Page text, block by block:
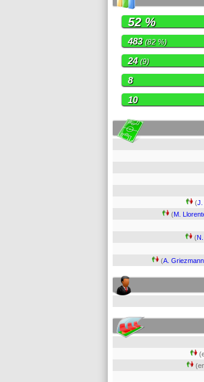
52 %
483(82 %)
24 (9)
8
10
(J.
(M.
(
(A. Griezmann